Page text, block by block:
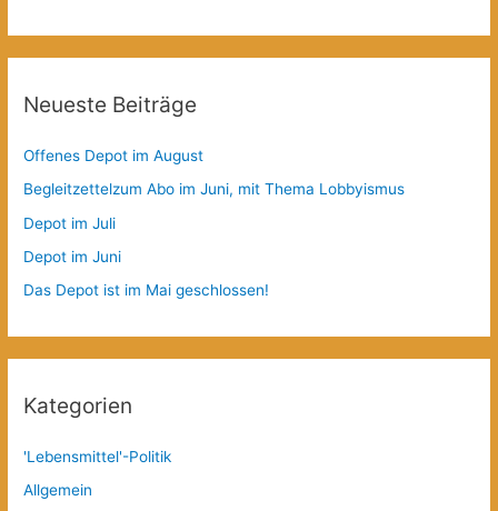
Neueste Beiträge
Offenes Depot im August
Begleitzettelzum Abo im Juni, mit Thema Lobbyismus
Depot im Juli
Depot im Juni
Das Depot ist im Mai geschlossen!
Kategorien
'Lebensmittel'-Politik
Allgemein